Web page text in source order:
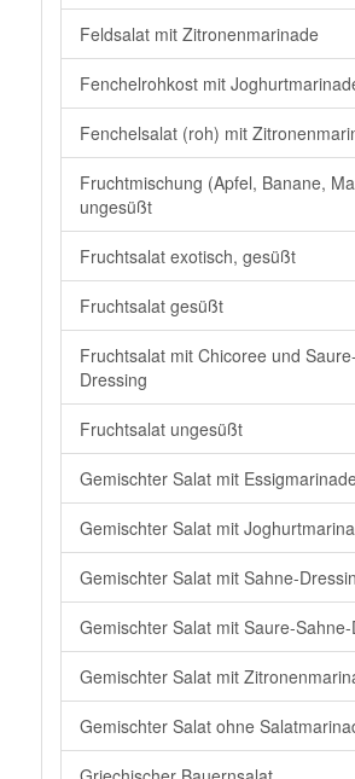
Feldsalat mit Zitronenmarinade
Fenchelrohkost mit
Fenchelsalat (roh) mit
Fruchtmischung (Apfel, Banane,
ungesüßt
Fruchtsalat exotisch, gesüßt
Fruchtsalat gesüßt
Fruchtsalat mit Chicoree und
Dressing
Fruchtsalat ungesüßt
Gemischter Salat mit
Gemischter Salat mit
Gemischter Salat mit Sahne-
Gemischter Salat mit Saure-
Gemischter Salat mit
Gemischter Salat ohne